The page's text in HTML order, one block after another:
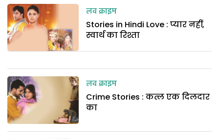
लव क्राइम
Stories in Hindi Love : प्यार नहीं,
स्वार्थ का रिश्ता
लव क्राइम
Crime Stories : कत्ल एक दिलदार
का